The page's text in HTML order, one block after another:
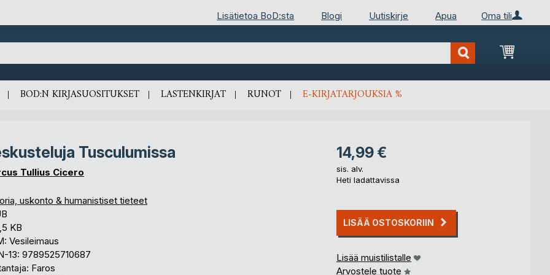
Oma tili
Lisätietoa BoD:sta Blogi Uutiskirje Apua
BOD:N KIRJASUOSITUKSET LASTENKIRJAT RUNOT E-KIRJATARJOUKSIA %
Tusculumissa
Tullius Cicero
uskonto & humanistiset tieteet
KB
Vesileimaus
13: 9789525710687
Faros
14,99 €
sis. alv.
Heti ladattavissa
LISÄÄ OSTOSKORIIN
Lisää muistilistalle
Arvostele tuote